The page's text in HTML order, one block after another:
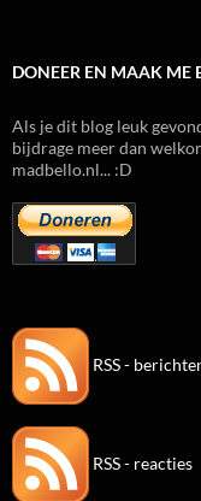
DONEER EN MAAK ME
Als je dit blog leuk
bijdrage meer dan
madbello.nl... :D
RSS -
RSS - reacties